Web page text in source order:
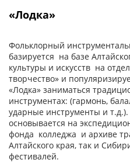
«Лодка»
Фольклорный
базируется на базе
культуры и искусств на
творчество» и
«Лодка» заниматься
инструментах: (гармонь,
ударные инструменты и
основывается на
фонда колледжа и архиве
Алтайского края, так и
фестивалей.